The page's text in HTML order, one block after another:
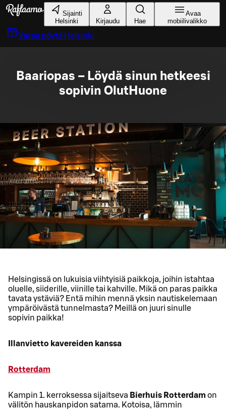
Siirry pääsisältöön
Sijainti
Helsinki
Kirjaudu Hae
Avaa
mobiilivalikko
Varaa pöytä Helsinki
Baariopas – Löydä sinun hetkeesi
sopivin OlutHuone
Helsingissä on lukuisia viihtyisiä paikkoja, joihin istahtaa
oluelle, siiderille, viinille tai kahville. Mikä on paras paikka
tavata ystäviä? Entä mihin mennä yksin nautiskelemaan
ympäröivästä tunnelmasta? Meillä on juuri sinulle
sopivin paikka!
Illanvietto kavereiden kanssa
Rotterdam
Kampin 1. kerroksessa sijaitseva Bierhuis Rotterdam on
välitön hauskanpidon satama. Kotoisa, lämmin